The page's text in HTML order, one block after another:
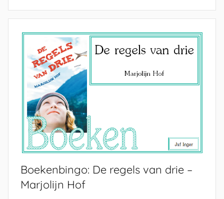
Boekenbingo: De regels van drie –
Marjolijn Hof